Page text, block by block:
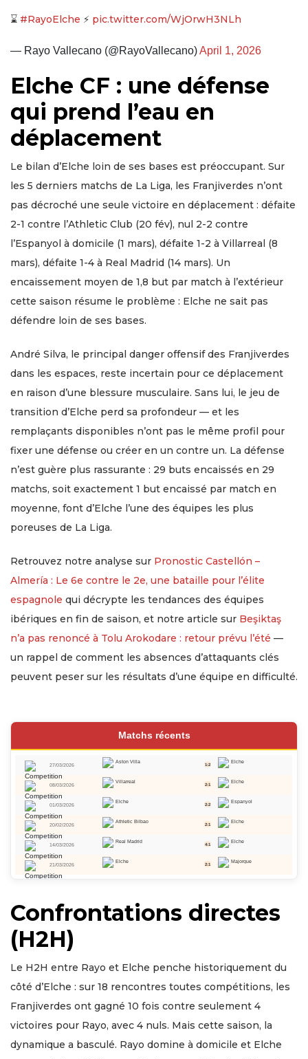
⌛️ #RayoElche ⚡️ pic.twitter.com/WjOrwH3NLh
— Rayo Vallecano (@RayoVallecano)April 1, 2026
Elche CF : une défense
qui prend l’eau en
déplacement
Le bilan d’Elche loin de ses bases est préoccupant. Sur
les 5 derniers matchs de La Liga, les Franjiverdes n’ont
pas décroché une seule victoire en déplacement : défaite
2-1 contre l’Athletic Club (20 fév), nul 2-2 contre
l’Espanyol à domicile (1 mars), défaite 1-2 à Villarreal (8
mars), défaite 1-4 à Real Madrid (14 mars). Un
encaissement moyen de 1,8 but par match à l’extérieur
cette saison résume le problème : Elche ne sait pas
défendre loin de ses bases.
André Silva, le principal danger offensif des Franjiverdes
dans les espaces, reste incertain pour ce déplacement
en raison d’une blessure musculaire. Sans lui, le jeu de
transition d’Elche perd sa profondeur — et les
remplaçants disponibles n’ont pas le même profil pour
fixer une défense ou créer en un contre un. La défense
n’est guère plus rassurante : 29 buts encaissés en 29
matchs, soit exactement 1 but encaissé par match en
moyenne, font d’Elche l’une des équipes les plus
poreuses de La Liga.
Retrouvez notre analyse sur Pronostic Castellón –
Almería : Le 6e contre le 2e, une bataille pour l’élite
espagnole qui décrypte les tendances des équipes
ibériques en fin de saison, et notre article sur Beşiktaş
n’a pas renoncé à Tolu Arokodare : retour prévu l’été —
un rappel de comment les absences d’attaquants clés
peuvent peser sur les résultats d’une équipe en difficulté.
Matchs récents
27/03/2026
Aston Villa 1:2 Elche
08/03/2026
Villarreal 2:1 Elche
01/03/2026
Elche 2:2 Espanyol
20/02/2026
Athletic Bilbao 2:1 Elche
14/03/2026
Real Madrid 4:1 Elche
21/03/2026
Elche 2:1 Majorque
Confrontations directes
(H2H)
Le H2H entre Rayo et Elche penche historiquement du
côté d’Elche : sur 18 rencontres toutes compétitions, les
Franjiverdes ont gagné 10 fois contre seulement 4
victoires pour Rayo, avec 4 nuls. Mais cette saison, la
dynamique a basculé. Rayo domine à domicile et Elche